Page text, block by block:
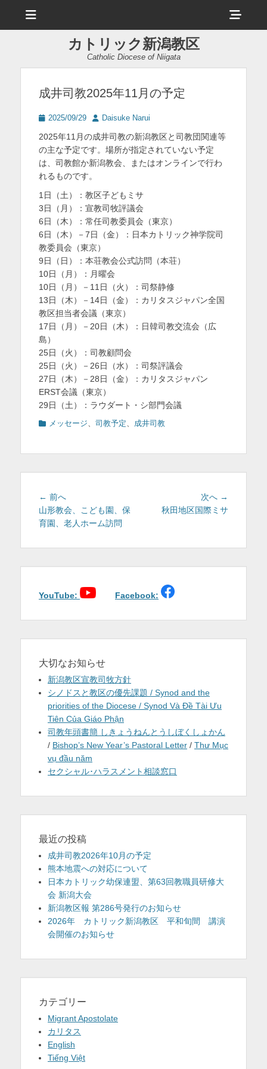
ュ
ヘ
ッ
ー
カトリック新潟教区
Catholic Diocese of Niigata
成井司教2025年11月の予定
投
日
2025/09/29
投
者
Daisuke Narui
2025年11月の成井司教の新潟教区と司教団関連等
の主な予定です。場所が指定されていない予定
は、司教館か新潟教会、またはオンラインで行わ
れるものです。
1日（土）：教区子どもミサ
3日（月）：宣教司牧評議会
6日（木）：常任司教委員会（東京）
6日（木）－7日（金）：日本カトリック神学院司
教委員会（東京）
9日（日）：本荘教会公式訪問（本荘）
10日（月）：月曜会
10日（月）－11日（火）：司祭静修
13日（木）－14日（金）：カリタスジャパン全国
教区担当者会議（東京）
17日（月）－20日（木）：日韓司教交流会（広
島）
25日（火）：司教顧問会
25日（火）－26日（水）：司祭評議会
27日（木）－28日（金）：カリタスジャパン
ERST会議（東京）
29日（土）：ラウダート・シ部門会議
カ メッセージ、 司教予定、 成井司教
投
稿
ナ
ー
ョ
← 前へ
の
投
山形教会、こども園、保
育園、老人ホーム訪問
次へ →
の
秋田地区国際ミサ
YouTube: Facebook:
大切なお知らせ
新潟教区宣教司牧方針
シノドスと教区の優先課題 / Synod and the
priorities of the Diocese / Synod Và Đề Tài Ưu
Tiên Của Giáo Phận
司教年頭書簡 しきょうねんとうしぼくしょかん
/ Bishop’s New Year’s Pastoral Letter / Thư Mục
vụ đầu năm
セクシャル･ハラスメント相談窓口
最近の投稿
成井司教2026年10月の予定
熊本地震への対応について
日本カトリック幼保連盟、第63回教職員研修大
会 新潟大会
新潟教区報 第286号発行のお知らせ
2026年 カトリック新潟教区 平和旬間 講演
会開催のお知らせ
カテゴリー
Migrant Apostolate
カリタス
English
Tiếng Việt